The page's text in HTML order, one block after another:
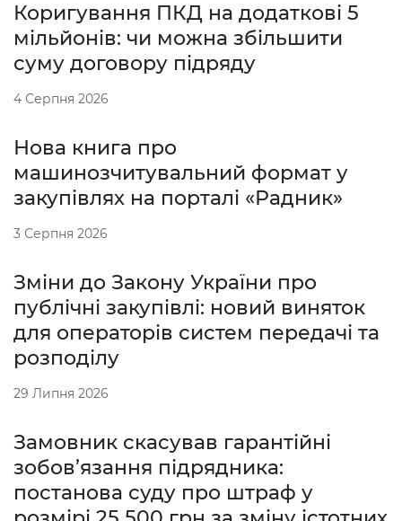
Коригування ПКД на додаткові 5
мільйонів: чи можна збільшити
суму договору підряду
4 Серпня 2026
Нова книга про
машинозчитувальний формат у
закупівлях на порталі «Радник»
3 Серпня 2026
Зміни до Закону України про
публічні закупівлі: новий виняток
для операторів систем передачі та
розподілу
29 Липня 2026
Замовник скасував гарантійні
зобов’язання підрядника:
постанова суду про штраф у